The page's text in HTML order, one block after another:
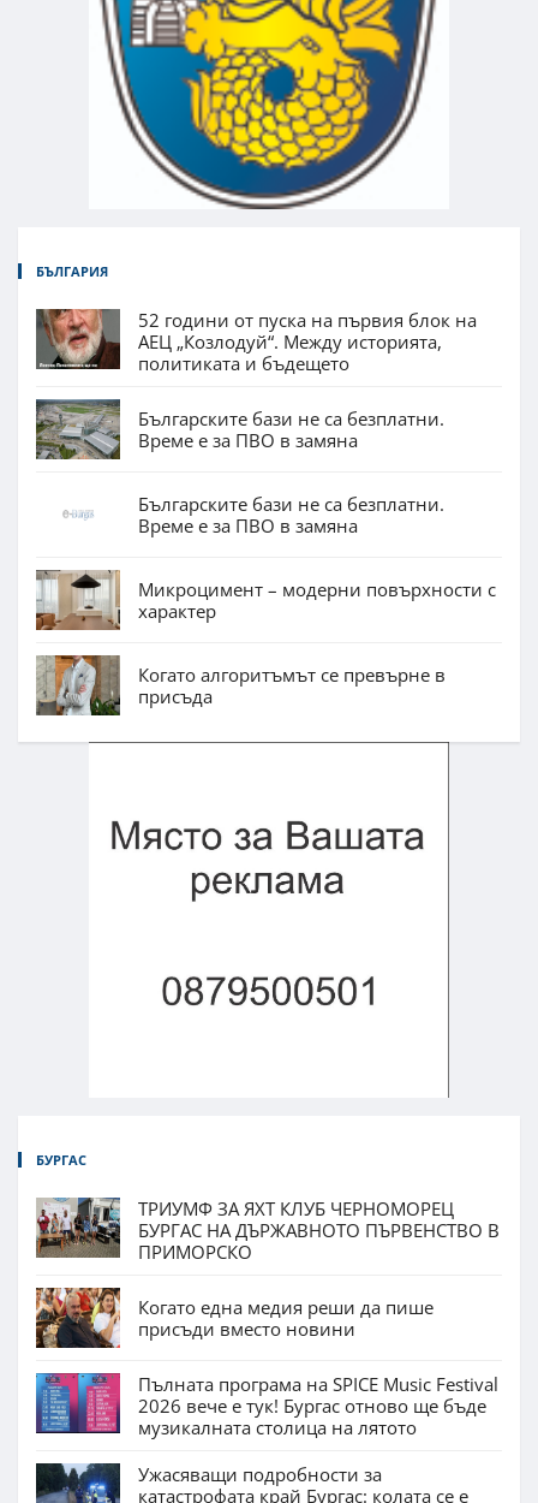
БЪЛГАРИЯ
52 години от пуска на първия блок на
АЕЦ „Козлодуй“. Между историята,
политиката и бъдещето
Българските бази не са безплатни.
Време е за ПВО в замяна
Българските бази не са безплатни.
Време е за ПВО в замяна
Микроцимент – модерни повърхности с
характер
Когато алгоритъмът се превърне в
присъда
БУРГАС
ТРИУМФ ЗА ЯХТ КЛУБ ЧЕРНОМОРЕЦ
БУРГАС НА ДЪРЖАВНОТО ПЪРВЕНСТВО В
ПРИМОРСКО
Когато една медия реши да пише
присъди вместо новини
Пълната програма на SPICE Music Festival
2026 вече е тук! Бургас отново ще бъде
музикалната столица на лятото
Ужасяващи подробности за
катастрофата край Бургас: колата се е